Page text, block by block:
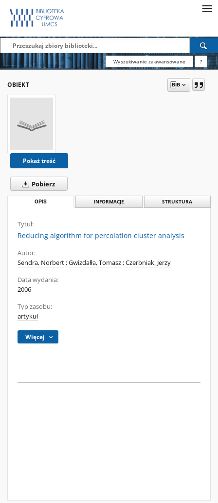
Wyszukiwanie zaawansowane ?
OBIEKT
Pokaż treść
Pobierz
OPIS INFORMACJE STRUKTURA
Tytuł:
Reducing algorithm for percolation cluster analysis
Autor:
Sendra, Norbert;Gwizdałła, Tomasz;Czerbniak, Jerzy
Data wydania:
2006
Typ zasobu:
artykuł
Więcej